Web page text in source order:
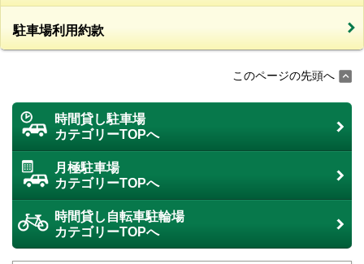
駐車場利用約款
このページの先頭へ
時間貸し駐車場
カテゴリーTOPへ
月極駐車場
カテゴリーTOPへ
時間貸し自転車駐輪場
カテゴリーTOPへ